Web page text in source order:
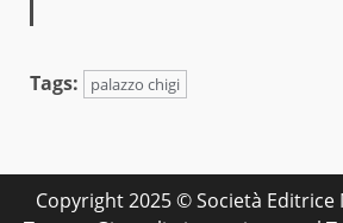
Tags: palazzo chigi
Copyright 2025 © Società Editrice